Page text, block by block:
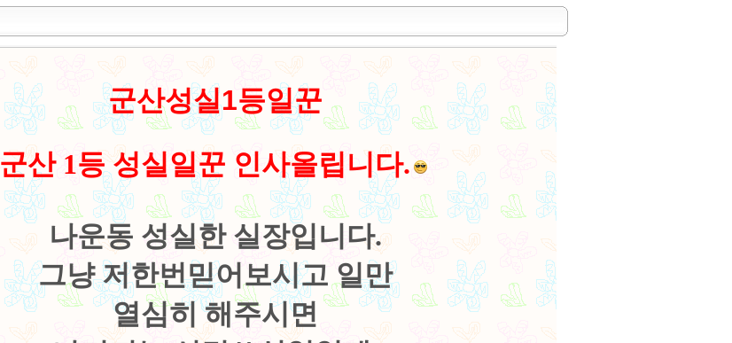
군산성실1등일꾼
군산 1등 성실일꾼 인사올립니다.
나운동 성실한 실장입니다.
그냥 저한번믿어보시고 일만
열심히해주시면